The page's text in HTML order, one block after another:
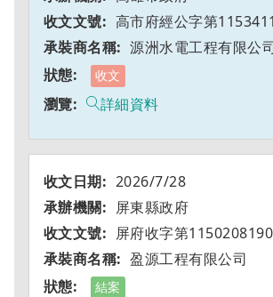
高市府經公字第
源洲水電工程有限公
收文
詳細資料
2026/7/28
屏東縣政府
屏府收字第
盈源工程有限公司
結案